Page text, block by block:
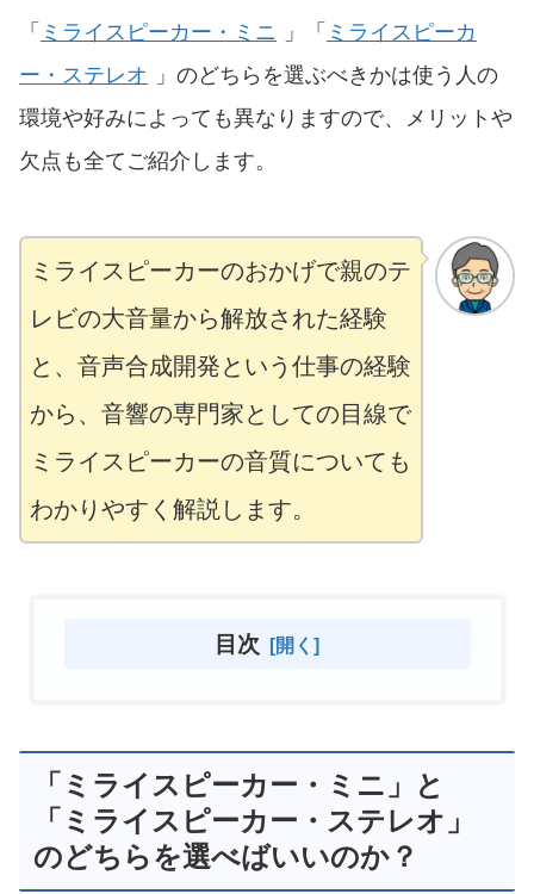
「 ミライスピーカー・ミニ 」「 ミライスピーカ
ー・ステレオ
」のどちらを選ぶべきかは使う人の
環境や好みによっても異なりますので、メリットや
欠点も全てご紹介します。
ミライスピーカーのおかげで親のテ
レビの大音量から解放された経験
と、音声合成開発という仕事の経験
から、音響の専門家としての目線で
ミライスピーカーの音質についても
わかりやすく解説します。
目次
「ミライスピーカー・ミニ」と
「ミライスピーカー・ステレオ」
のどちらを選べばいいのか？